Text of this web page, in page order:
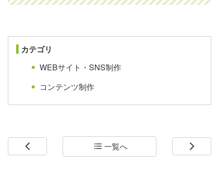
カテゴリ
WEBサイト・SNS制作
コンテンツ制作
arrow_back_ios format_list_bulleted 一覧へ arrow_forward_ios